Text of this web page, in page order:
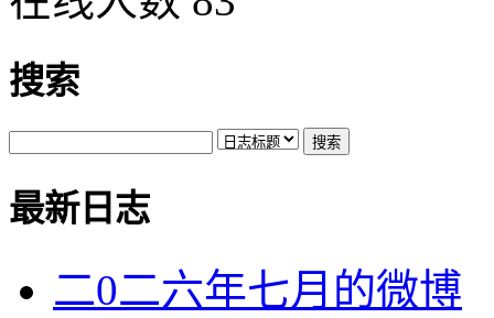
搜索
最新日志
二0二六年七月的微博